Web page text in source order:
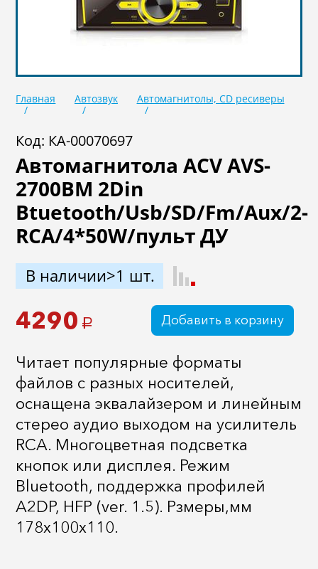
Иномарки
Садовая техника
Инструмент
Лодки и моторы
Активный отдых
Электроинструмент
и оснастка
Главная Автозвук Автомагнитолы, CD ресиверы
Код: КА-00070697
Автомагнитола ACV AVS-
2700BM 2Din
Btuetooth/Usb/SD/Fm/Aux/2-
RCA/4*50W/пульт ДУ
В наличии>1 шт.
4290 a Добавить в корзину
Читает популярные форматы
файлов с разных носителей,
оснащена эквалайзером и линейным
стерео аудио выходом на усилитель
RCA. Многоцветная подсветка
кнопок или дисплея. Режим
Bluetooth, поддержка профилей
A2DP, HFP (ver. 1.5). Рзмеры,мм
178х100х110.